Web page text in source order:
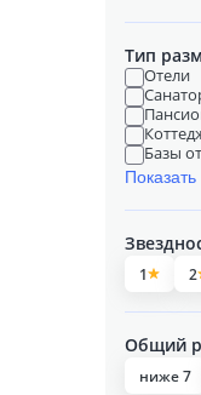
Тип
Отели
Базы
Показать
1 2
Общий
ниже 7